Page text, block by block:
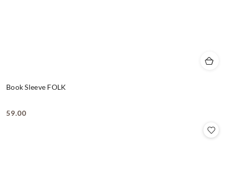
Book Sleeve FOLK
Cena:
59.00